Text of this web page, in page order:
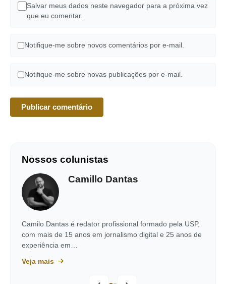
Salvar meus dados neste navegador para a próxima vez
que eu comentar.
Notifique-me sobre novos comentários por e-mail.
Notifique-me sobre novas publicações por e-mail.
Nossos colunistas
Camillo Dantas
Camilo Dantas é redator profissional formado pela USP,
com mais de 15 anos em jornalismo digital e 25 anos de
experiência em…
Veja mais